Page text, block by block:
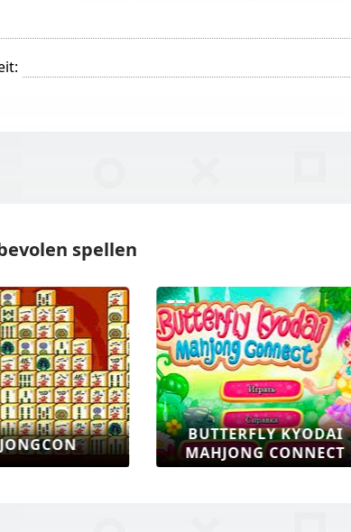
spellen
MAHJONG
MAHJONG FRUIT
2